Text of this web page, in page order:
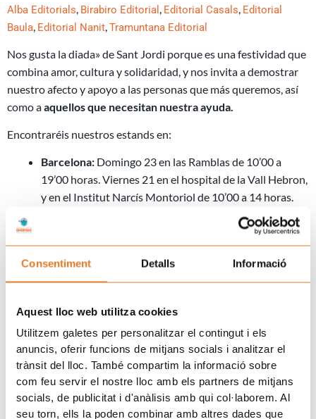
Consentiment Detalls Informació
Aquest lloc web utilitza cookies
Utilitzem galetes per personalitzar el contingut i els
anuncis, oferir funcions de mitjans socials i analitzar el
trànsit del lloc. També compartim la informació sobre
com feu servir el nostre lloc amb els partners de mitjans
socials, de publicitat i d'anàlisis amb qui col·laborem. Al
seu torn, ells la poden combinar amb altres dades que
Alba Editorials, Birabiro Editorial , Editorial Casals, Editorial
Baula, Editorial Nanit,Tramuntana Editorial
Nos gusta la diada» de Sant Jordi porque es una festividad que
combina amor, cultura y solidaridad, y nos invita a demostrar
nuestro afecto y apoyo a las personas que más queremos, así
como aaquellos que necesitan nuestra ayuda.
Encontraréis nuestros estands en:
Barcelona: Domingo 23 en las Ramblas de 10’00 a
19’00 horas. Viernes 21 en el hospital de la Vall Hebron,
y en el Institut Narcís Montoriol de 10’00 a 14 horas.
Domingo 23, en la rambla Nova de
Tarragona y en la Plaça del Castell de Reus de 9’00 a
20’00 horas.
Lleida: Escuela Joc de la Bola: 20 de abril de 11’00 a
12’30 horas. Puigverd de Lleida: 21 de abril en la
en la plaza, en horario de mañana. Torrebesses: En el
Casal, el 22 de abril de 17’00 a 20’00 horas y el 23 de
abril de 12’00 a 14’00 horas . Torrefarrera: 23 de abril en
la C/ Major 35, en horario de mañana. En Alfés habrá
estand el domingo 23 a partir de las 12h en la plaza
Mayor.